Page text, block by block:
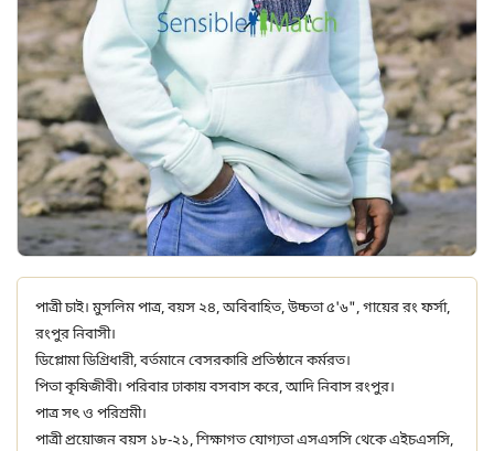
পাত্রী চাই। মুসলিম পাত্র, বয়স ২৪, অবিবাহিত, উচ্চতা ৫'৬", গায়ের রং ফর্সা,
রংপুর নিবাসী।
ডিপ্লোমা ডিগ্রিধারী, বর্তমানে বেসরকারি প্রতিষ্ঠানে কর্মরত।
পিতা কৃষিজীবী। পরিবার ঢাকায় বসবাস করে, আদি নিবাস রংপুর।
পাত্র সৎ ও পরিশ্রমী।
পাত্রী প্রয়োজন বয়স ১৮-২১, শিক্ষাগত যোগ্যতা এসএসসি থেকে এইচএসসি,